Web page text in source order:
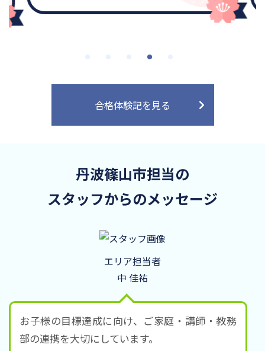
合格体験記を見る
丹波篠山市担当の
スタッフからのメッセージ
エリア担当者
中 佳祐
お子様の目標達成に向け、ご家庭・講師・教務
部の連携を大切にしています。